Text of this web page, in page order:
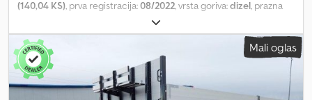
(140,04 KS) , prva registracija:08/2022 , vrsta goriva:dizel , prazna
, maksimalna nosivost:
3.500 kg, konfiguracija osovina:2 osovine, međuosovinsko
rastojanje:
, tip prenosa:
mehanički
, Oprema:
Boxer L3H2 | Manuelni menjač, 3 sedišta | Klima uređaj | 103 kW /
140 KS | Električni prozori | Bočna klizna vrata | Zadnja vrata |
Mali oglas